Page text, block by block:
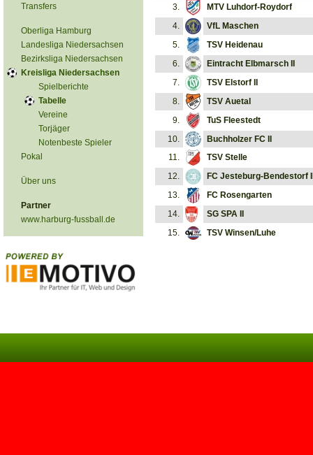
Transfers
Oberliga Hamburg
Landesliga Niedersachsen
Bezirksliga Niedersachsen
Kreisliga Niedersachsen
Spielberichte
Tabelle
Vereine
Torjäger
Notenbeste Spieler
Pokal
Über uns
Partner
www.harburg-fussball.de
3.
MTV Luhdorf-Roydorf
4.
VfL Maschen
5.
TSV Heidenau
6.
Eintracht Elbmarsch II
7.
TSV Elstorf II
8.
TSV Auetal
9.
TuS Fleestedt
10.
Buchholzer FC II
11.
TSV Stelle
12.
FC Jesteburg-Bendestorf
13.
FC Rosengarten
14.
SG SPA II
15.
TSV Winsen/Luhe